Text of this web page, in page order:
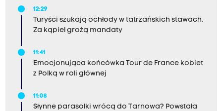
12:29
Turyści szukają ochłody w tatrzańskich stawach.
Za kąpiel grożą mandaty
11:41
Emocjonująca końcówka Tour de France kobiet
z Polką w roli głównej
11:08
Słynne parasolki wrócą do Tarnowa? Powstała